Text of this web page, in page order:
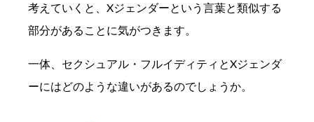
考えていくと、Xジェンダーという言葉と類似する
部分があることに気がつきます。
一体、セクシュアル・フルイディティとXジェンダ
ーにはどのような違いがあるのでしょうか。